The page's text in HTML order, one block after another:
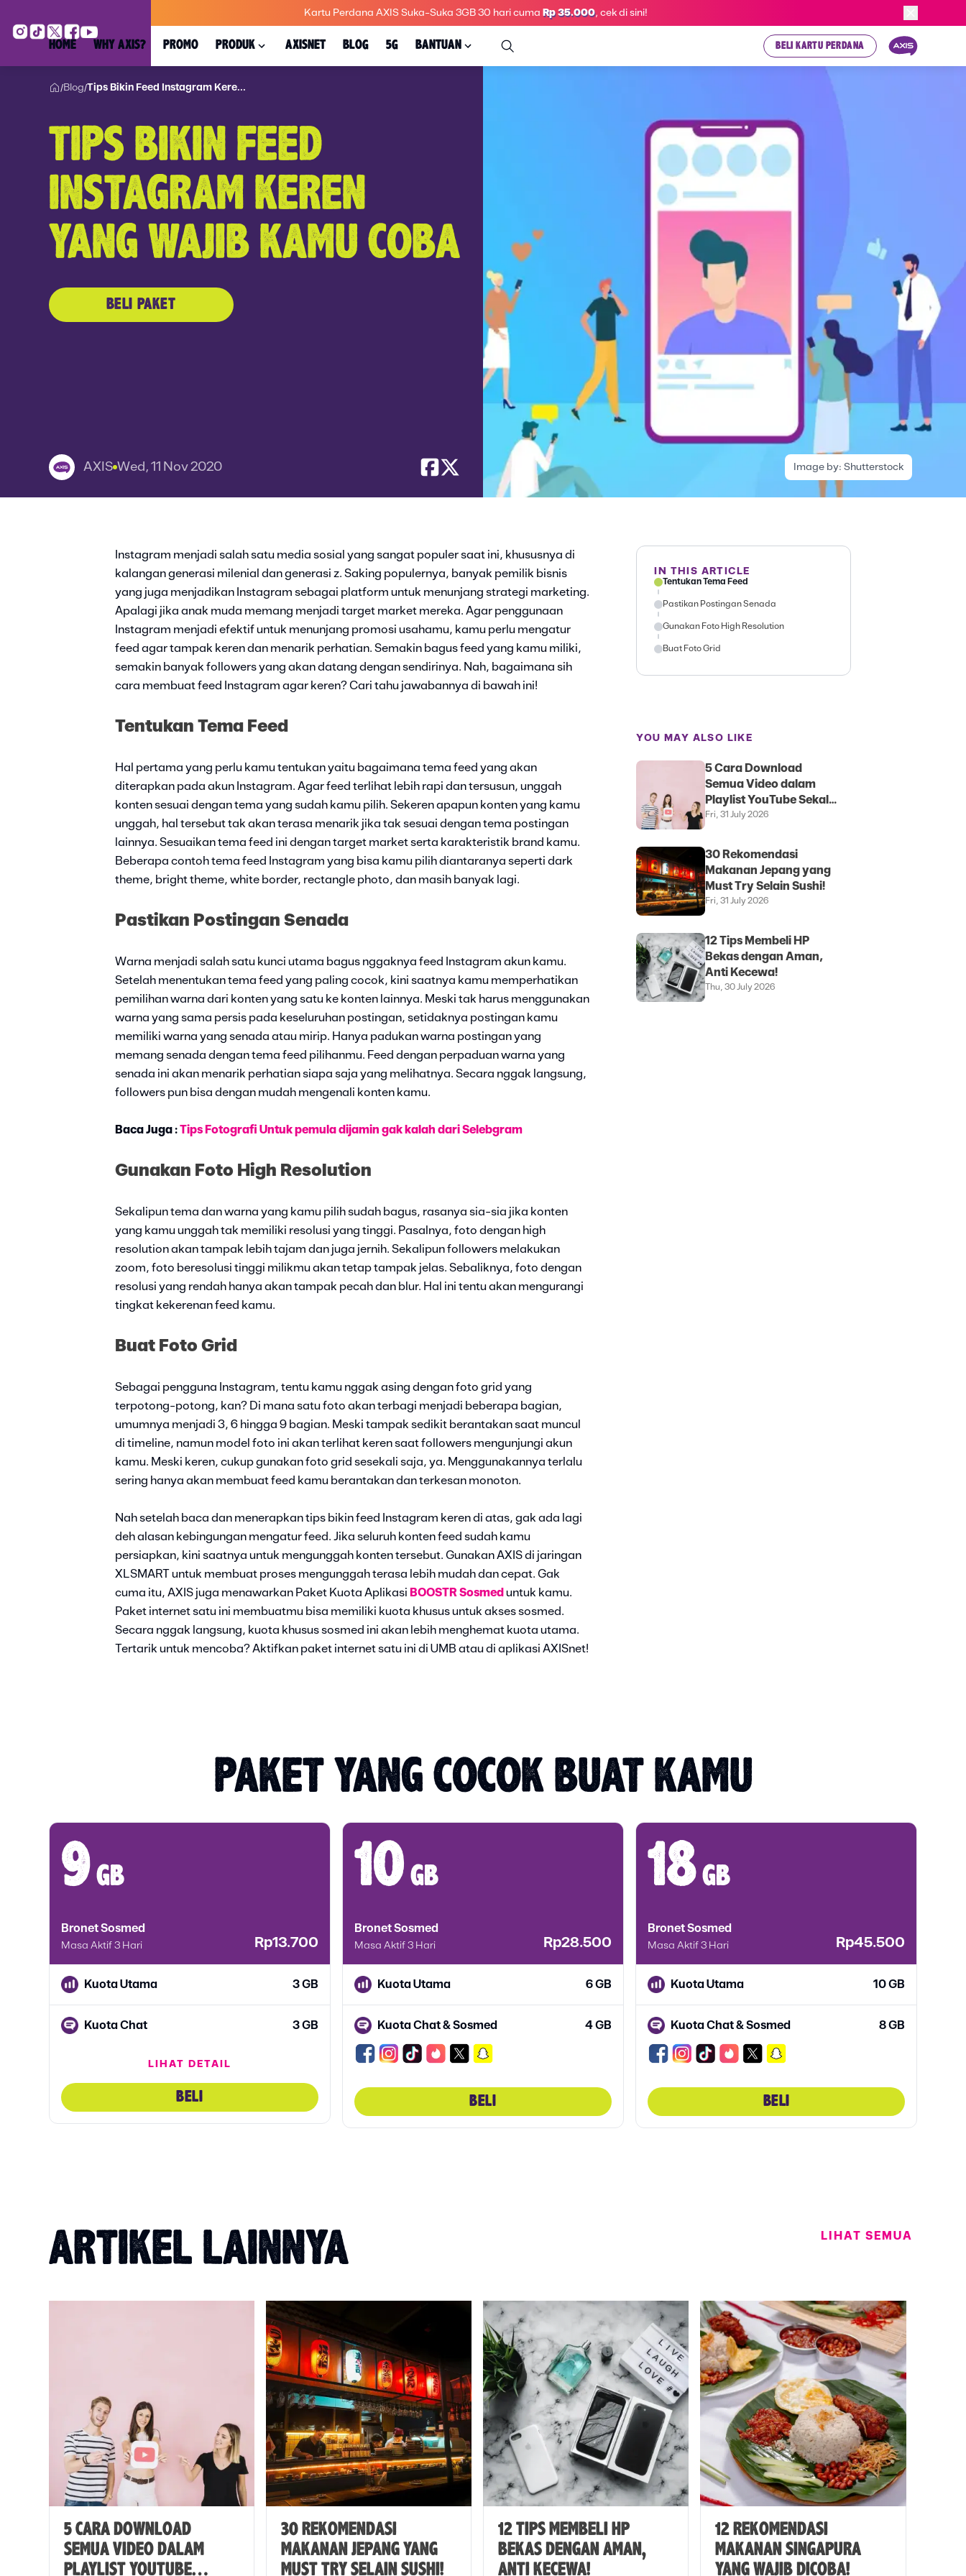
Kartu Perdana AXIS Suka-Suka 3GB 30 hari cuma Rp 35.000, cek di sini!
HOME WHY AXIS? PROMO PRODUK AXISNET BLOG 5G BANTUAN BELI KARTU PERDANA
/Blog/Tips Bikin Feed Instagram Kere...
TIPS BIKIN FEED
INSTAGRAM KEREN
YANG WAJIB KAMU COBA
BELI PAKET
AXIS Wed, 11 Nov 2020 Image by: Shutterstock
Instagram menjadi salah satu media sosial yang sangat populer saat ini, khususnya di
kalangan generasi milenial dan generasi z. Saking populernya, banyak pemilik bisnis
yang juga menjadikan Instagram sebagai platform untuk menunjang strategi marketing.
Apalagi jika anak muda memang menjadi target market mereka. Agar penggunaan
Instagram menjadi efektif untuk menunjang promosi usahamu, kamu perlu mengatur
feed agar tampak keren dan menarik perhatian. Semakin bagus feed yang kamu miliki,
semakin banyak followers yang akan datang dengan sendirinya. Nah, bagaimana sih
cara membuat feed Instagram agar keren? Cari tahu jawabannya di bawah ini!
Tentukan Tema Feed
Hal pertama yang perlu kamu tentukan yaitu bagaimana tema feed yang akan
diterapkan pada akun Instagram. Agar feed terlihat lebih rapi dan tersusun, unggah
konten sesuai dengan tema yang sudah kamu pilih. Sekeren apapun konten yang kamu
unggah, hal tersebut tak akan terasa menarik jika tak sesuai dengan tema postingan
lainnya. Sesuaikan tema feed ini dengan target market serta karakteristik brand kamu.
Beberapa contoh tema feed Instagram yang bisa kamu pilih diantaranya seperti dark
theme, bright theme, white border, rectangle photo, dan masih banyak lagi.
Pastikan Postingan Senada
Warna menjadi salah satu kunci utama bagus nggaknya feed Instagram akun kamu.
Setelah menentukan tema feed yang paling cocok, kini saatnya kamu memperhatikan
pemilihan warna dari konten yang satu ke konten lainnya. Meski tak harus menggunakan
warna yang sama persis pada keseluruhan postingan, setidaknya postingan kamu
memiliki warna yang senada atau mirip. Hanya padukan warna postingan yang
memang senada dengan tema feed pilihanmu. Feed dengan perpaduan warna yang
senada ini akan menarik perhatian siapa saja yang melihatnya. Secara nggak langsung,
followers pun bisa dengan mudah mengenali konten kamu.
Baca Juga :Tips Fotografi Untuk pemula dijamin gak kalah dari Selebgram
Gunakan Foto High Resolution
Sekalipun tema dan warna yang kamu pilih sudah bagus, rasanya sia-sia jika konten
yang kamu unggah tak memiliki resolusi yang tinggi. Pasalnya, foto dengan high
resolution akan tampak lebih tajam dan juga jernih. Sekalipun followers melakukan
zoom, foto beresolusi tinggi milikmu akan tetap tampak jelas. Sebaliknya, foto dengan
resolusi yang rendah hanya akan tampak pecah dan blur. Hal ini tentu akan mengurangi
tingkat kekerenan feed kamu.
Buat Foto Grid
Sebagai pengguna Instagram, tentu kamu nggak asing dengan foto grid yang
terpotong-potong, kan? Di mana satu foto akan terbagi menjadi beberapa bagian,
umumnya menjadi 3, 6 hingga 9 bagian. Meski tampak sedikit berantakan saat muncul
di timeline, namun model foto ini akan terlihat keren saat followers mengunjungi akun
kamu. Meski keren, cukup gunakan foto grid sesekali saja, ya. Menggunakannya terlalu
sering hanya akan membuat feed kamu berantakan dan terkesan monoton.
Nah setelah baca dan menerapkan tips bikin feed Instagram keren di atas, gak ada lagi
deh alasan kebingungan mengatur feed. Jika seluruh konten feed sudah kamu
persiapkan, kini saatnya untuk mengunggah konten tersebut. Gunakan AXIS di jaringan
XLSMART untuk membuat proses mengunggah terasa lebih mudah dan cepat. Gak
cuma itu, AXIS juga menawarkan Paket Kuota Aplikasi BOOSTR Sosmed untuk kamu.
Paket internet satu ini membuatmu bisa memiliki kuota khusus untuk akses sosmed.
Secara nggak langsung, kuota khusus sosmed ini akan lebih menghemat kuota utama.
Tertarik untuk mencoba? Aktifkan paket internet satu ini di UMB atau di aplikasi AXISnet!
IN THIS ARTICLE
Tentukan Tema Feed
Pastikan Postingan Senada
Gunakan Foto High Resolution
Buat Foto Grid
YOU MAY ALSO LIKE
5 Cara Download
Semua Video dalam
Playlist YouTube Sekali
Klik
Fri, 31 July 2026
30 Rekomendasi
Makanan Jepang yang
Must Try Selain Sushi!
Fri, 31 July 2026
12 Tips Membeli HP
Bekas dengan Aman,
Anti Kecewa!
Thu, 30 July 2026
PAKET YANG COCOK BUAT KAMU
9 gb
Bronet Sosmed
Masa Aktif 3 Hari Rp13.700
Kuota Utama 3 GB
Kuota Chat 3 GB
Kuota SosmedLIHAT DETAIL
BELI
10 gb
Bronet Sosmed
Masa Aktif 3 Hari Rp28.500
Kuota Utama 6 GB
Kuota Chat & Sosmed 4 GB
BELI
18 gb
Bronet Sosmed
Masa Aktif 3 Hari Rp45.500
Kuota Utama 10 GB
Kuota Chat & Sosmed 8 GB
BELI
ARTIKEL LAINNYA LIHAT SEMUA
5 CARA DOWNLOAD
SEMUA VIDEO DALAM
PLAYLIST YOUTUBE
30 REKOMENDASI
MAKANAN JEPANG YANG
MUST TRY SELAIN SUSHI!
12 TIPS MEMBELI HP
BEKAS DENGAN AMAN,
ANTI KECEWA!
12 REKOMENDASI
MAKANAN SINGAPURA
YANG WAJIB DICOBA!